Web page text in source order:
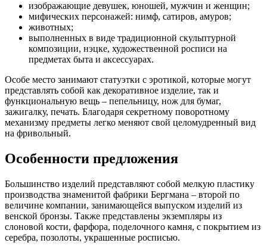
изображающие девушек, юношей, мужчин и женщин;
мифических персонажей: нимф, сатиров, амуров;
животных;
выполненных в виде традиционной скульптурной
композиции, нэцке, художественной росписи на
предметах быта и аксессуарах.
Особе место занимают статуэтки с эротикой, которые могут
представлять собой как декоративное изделие, так и
функциональную вещь – пепельницу, нож для бумаг,
зажигалку, печать. Благодаря секретному поворотному
механизму предметы легко меняют свой целомудренный вид
на фривольный.
Особенности предложения
Большинство изделий представляют собой мелкую пластику
производства знаменитой фабрики Бергмана – второй по
величине компании, занимающейся выпуском изделий из
венской бронзы. Также представлены экземпляры из
слоновой кости, фарфора, поделочного камня, с покрытием из
серебра, позолоты, украшенные росписью.